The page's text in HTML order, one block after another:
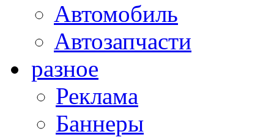
Автомобиль
Автозапчасти
разное
Реклама
Баннеры